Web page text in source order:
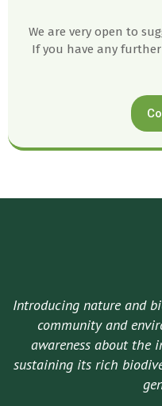
We are very open to
If you have any
Introducing nature and
community and
awareness about the
sustaining its rich